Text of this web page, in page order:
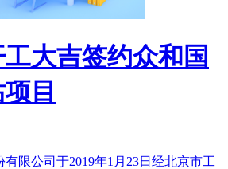
大吉签约众和国
目
限公司于2019年1月23日经北京市工